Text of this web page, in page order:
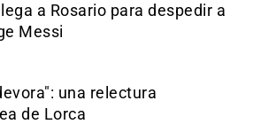
a Rosario para despedir a
Messi
una relectura
de Lorca